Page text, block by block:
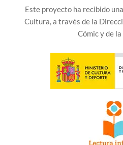
Este proyecto ha recibido
Cultura, a través de la
Cómic y de